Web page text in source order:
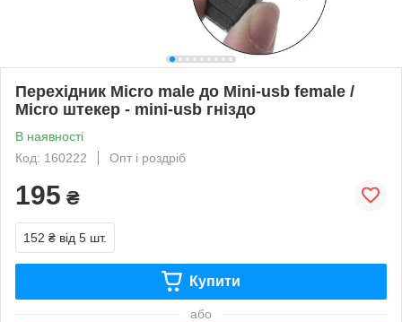
Перехідник Micro male до Mini-usb female /
Micro штекер - mini-usb гніздо
В наявності
Код: 160222
Опт і роздріб
195 ₴
152 ₴ від 5 шт.
Купити
або